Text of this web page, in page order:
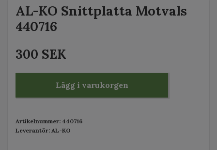
AL-KO Snittplatta Motvals
440716
300 SEK
Lägg i varukorgen
Artikelnummer: 440716
Leverantör: AL-KO